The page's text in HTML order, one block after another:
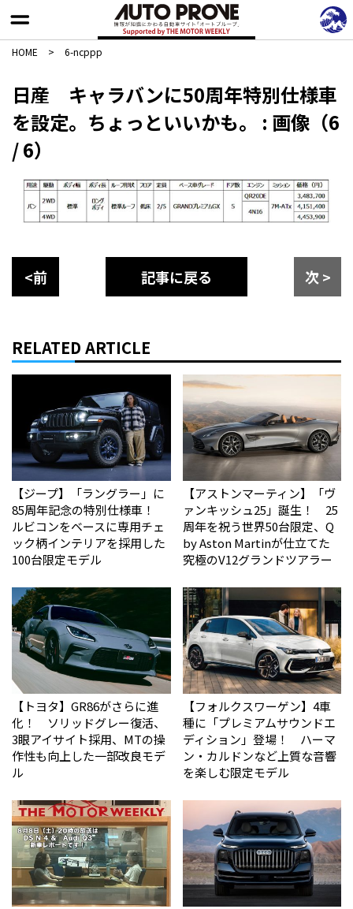
HOME > 6-ncppp
日産 キャラバンに50周年特別仕様車
を設定。ちょっといいかも。 : 画像（6
/ 6）
<前 記事に戻る 次 >
RELATED ARTICLE
【ジープ】「ラングラー」に
85周年記念の特別仕様車！
ルビコンをベースに専用チェ
ック柄インテリアを採用した
100台限定モデル
【アストンマーティン】「ヴ
ァンキッシュ25」誕生！ 25
周年を祝う世界50台限定、Q
by Aston Martinが仕立てた
究極のV12グランドツアラー
【トヨタ】GR86がさらに進
化！ ソリッドグレー復活、
3眼アイサイト採用、MTの操
作性も向上した一部改良モデ
ル
【フォルクスワーゲン】4車
種に「プレミアムサウンドエ
ディション」登場！ ハーマ
ン・カルドンなど上質な音響
を楽しむ限定モデル